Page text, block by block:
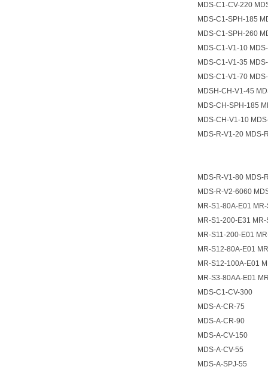
MDS-C1-CV-220
MDS-C1-SPH-185
MDS-C1-SPH-260
MDS-C1-V1-10
MDS-C1-V1-35
MDS-C1-V1-70
MDSH-CH-V1-45
MDS-CH-SPH-185
MDS-CH-V1-10
MDS-R-V1-20 MDS-
MDS-R-V1-80 MDS-
MDS-R-V2-6060
MR-S1-80A-E01
MR-S1-200-E31
MR-S11-200-E01
MR-S12-80A-E01
MR-S12-100A-E01
MR-S3-80AA-E01
MDS-C1-CV-300
MDS-A-CR-75
MDS-A-CR-90
MDS-A-CV-150
MDS-A-CV-55
MDS-A-SPJ-55